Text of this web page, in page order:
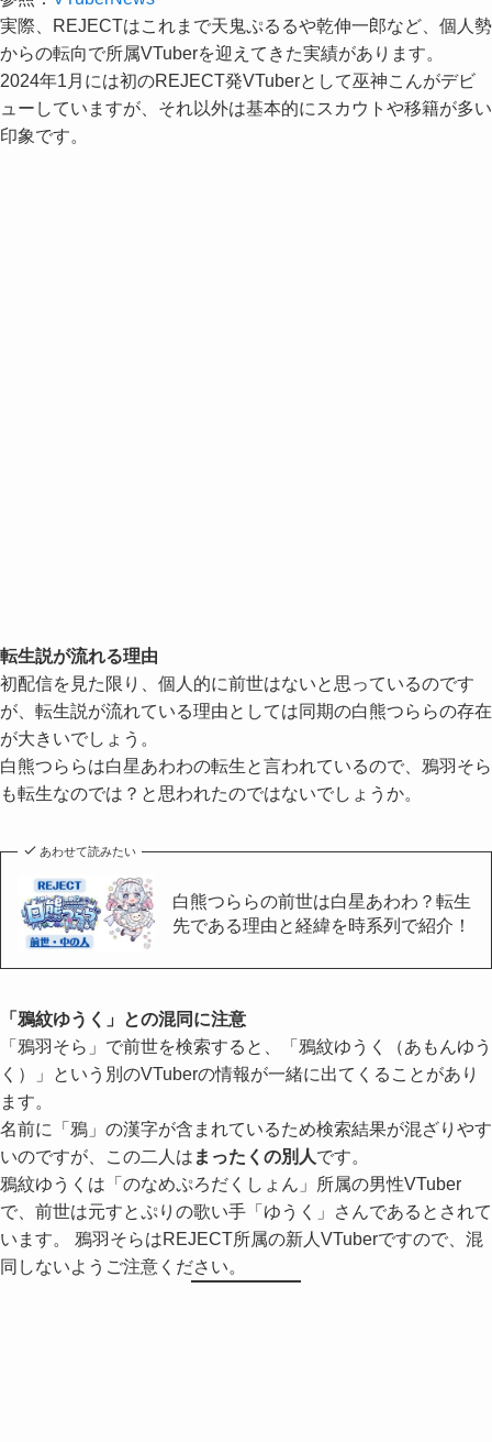
実際、REJECTはこれまで天鬼ぷるるや乾伸一郎など、個人勢
からの転向で所属VTuberを迎えてきた実績があります。
2024年1月には初のREJECT発VTuberとして巫神こんがデビ
ューしていますが、それ以外は基本的にスカウトや移籍が多い
印象です。
転生説が流れる理由
初配信を見た限り、個人的に前世はないと思っているのです
が、転生説が流れている理由としては同期の白熊つららの存在
が大きいでしょう。
白熊つららは白星あわわの転生と言われているので、鴉羽そら
も転生なのでは？と思われたのではないでしょうか。
白熊つららの前世は白星あわわ？転生
先である理由と経緯を時系列で紹介！
「鴉紋ゆうく」との混同に注意
「鴉羽そら」で前世を検索すると、「鴉紋ゆうく（あもんゆう
く）」という別のVTuberの情報が一緒に出てくることがあり
ます。
名前に「鴉」の漢字が含まれているため検索結果が混ざりやす
いのですが、この二人は まったくの別人
です。
鴉紋ゆうくは「のなめぷろだくしょん」所属の男性VTuber
で、前世は元すとぷりの歌い手「ゆうく」さんであるとされて
います。 鴉羽そらはREJECT所属の新人VTuberですので、混
同しないようご注意ください。